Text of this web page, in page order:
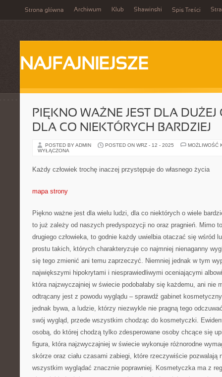
Strona główna Archiwum Klub Skawinski Spis Treści
NAJFAJNIEJSZE
PIĘKNO WAŻNE JEST DLA DUŻEJ
DLA CO NIEKTÓRYCH BARDZIEJ
POSTED BY ADMIN POSTED ON WRZ - 12 - 2025
MOŻLIWOŚĆ
WYŁĄCZONA
Każdy człowiek trochę inaczej przystępuje do własnego życia
mapa strony
Piękno ważne jest dla wielu ludzi, dla co niektórych o wiele
to już zależy od naszych predyspozycji no oraz pragnień. Mimo
drugiego człowieka, to godnie każdy uwielbia otaczać się wśród
prostu takich, których charakteryzuje co najmniej nienaganny
się tego zmienić ani temu zaprzeczyć. Niemniej jednak w tym
największymi hipokrytami i niesprawiedliwymi oceniającymi
która najzwyczajniej w świecie podobałaby się każdemu, ani nie
odtrącany jest z powodu wyglądu – sprawdź gabinet
jednak bywa, a ludzie, którzy niezwykle nie pragną tego
swój wygląd, przede wszystkim chodząc do kosmetyczki.
osobą, do której chodzą tylko zdesperowane osoby chcące się
figura, która najzwyczajniej w świecie wykonuje różnorodne
skórze oraz ciału czasami zabiegi, które rzeczywiście pozwalają
wszystkim wyglądać znacznie poprawniej. Kosmetyczka ma z